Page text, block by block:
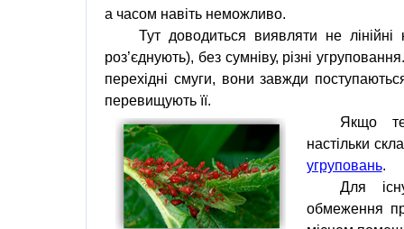
а часом навіть неможливо.
Тут доводиться виявляти не
роз’єднують), без сумніву, різні
перехідні смуги, вони завжди
перевищують її.
Якщо
настільки
угруповань.
Для
обмеження